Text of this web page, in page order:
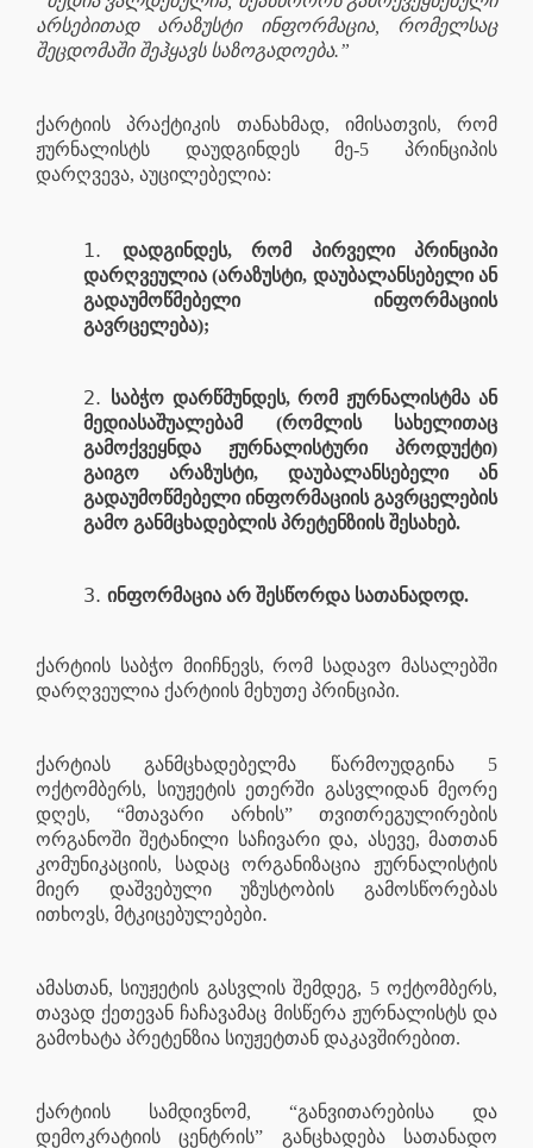
არსებითად არაზუსტი ინფორმაცია, რომელსაც
შეცდომაში შეჰყავს საზოგადოება.”
ქარტიის პრაქტიკის თანახმად, იმისათვის, რომ
ჟურნალისტს დაუდგინდეს მე-5 პრინციპის
დარღვევა, აუცილებელია:
დადგინდეს, რომ პირველი პრინციპი
დარღვეულია (არაზუსტი, დაუბალანსებელი ან
გადაუმოწმებელი ინფორმაციის
გავრცელება);
საბჭო დარწმუნდეს, რომ ჟურნალისტმა ან
მედიასაშუალებამ (რომლის სახელითაც
გამოქვეყნდა ჟურნალისტური პროდუქტი)
გაიგო არაზუსტი, დაუბალანსებელი ან
გადაუმოწმებელი ინფორმაციის გავრცელების
გამო განმცხადებლის პრეტენზიის შესახებ.
ინფორმაცია არ შესწორდა სათანადოდ.
ქარტიის საბჭო მიიჩნევს, რომ სადავო მასალებში
დარღვეულია ქარტიის მეხუთე პრინციპი.
ქარტიას განმცხადებელმა წარმოუდგინა 5
ოქტომბერს, სიუჟეტის ეთერში გასვლიდან მეორე
დღეს, “მთავარი არხის” თვითრეგულირების
ორგანოში შეტანილი საჩივარი და, ასევე, მათთან
კომუნიკაციის, სადაც ორგანიზაცია ჟურნალისტის
მიერ დაშვებული უზუსტობის გამოსწორებას
ითხოვს, მტკიცებულებები.
ამასთან, სიუჟეტის გასვლის შემდეგ, 5 ოქტომბერს,
თავად ქეთევან ჩაჩავამაც მისწერა ჟურნალისტს და
გამოხატა პრეტენზია სიუჟეტთან დაკავშირებით.
ქარტიის სამდივნომ, “განვითარებისა და
დემოკრატიის ცენტრის” განცხადება სათანადო